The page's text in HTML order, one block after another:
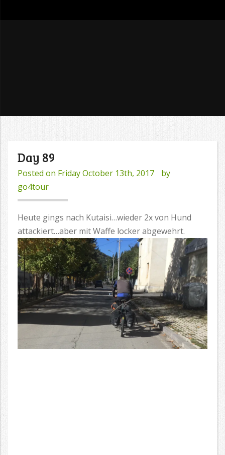
Day 89
Posted on Friday October 13th, 2017
by
go4tour
Heute gings nach Kutaisi…wieder 2x von Hund
attackiert…aber mit Waffe locker abgewehrt.